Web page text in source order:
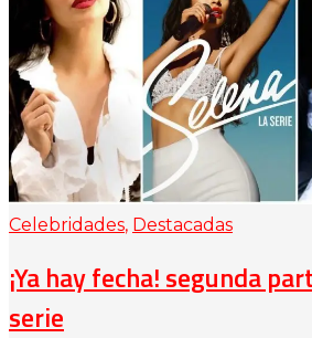
Celebridades, Destacadas
¡Ya hay fecha! segunda
serie